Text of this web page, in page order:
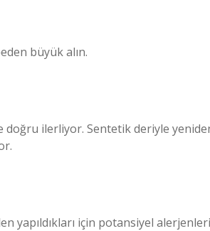
büyük alın.
doğru ilerliyor. Sentetik deriyle
yapıldıkları için potansiyel alerjenleri